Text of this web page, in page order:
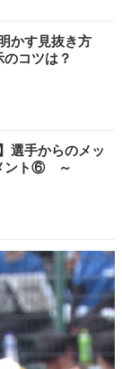
かす見抜き方
コツは？
選手からのメッ
ント⑥ ～